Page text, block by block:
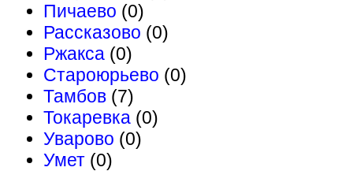
Пичаево (0)
Рассказово (0)
Ржакса (0)
Староюрьево (0)
Тамбов (7)
Токаревка (0)
Уварово (0)
Умет (0)